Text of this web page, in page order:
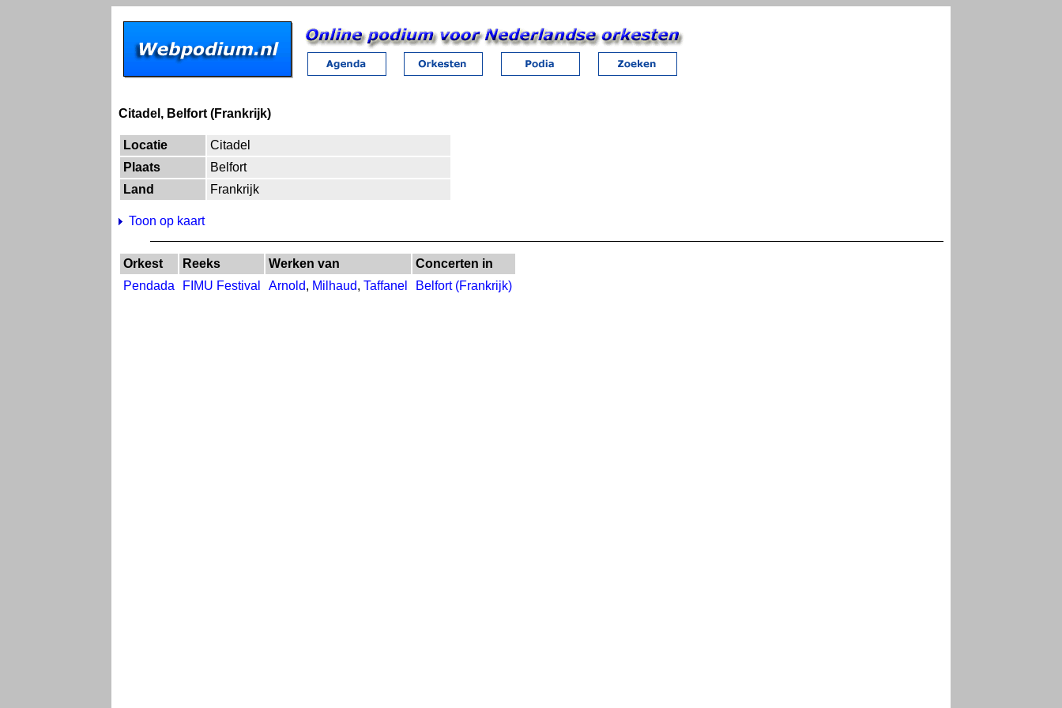
Citadel, Belfort (Frankrijk)
Locatie
Citadel
Plaats
Belfort
Land
Frankrijk
Toon op kaart
Orkest Reeks Werken van
Concerten in
Pendada
FIMU Festival Arnold, Milhaud, Taffanel Belfort (Frankrijk)